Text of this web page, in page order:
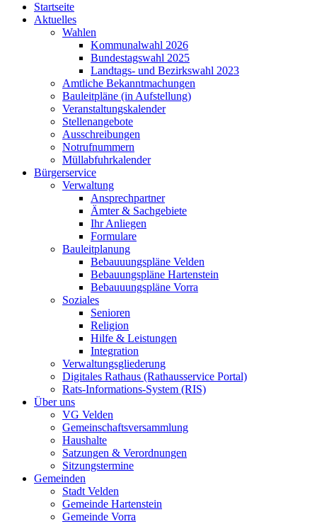
Startseite
Aktuelles
Wahlen
Kommunalwahl 2026
Bundestagswahl 2025
Landtags- und Bezirkswahl 2023
Amtliche Bekanntmachungen
Bauleitpläne (in Aufstellung)
Veranstaltungskalender
Stellenangebote
Ausschreibungen
Notrufnummern
Müllabfuhrkalender
Bürgerservice
Verwaltung
Ansprechpartner
Ämter & Sachgebiete
Ihr Anliegen
Formulare
Bauleitplanung
Bebauuungspläne Velden
Bebauungspläne Hartenstein
Bebauuungspläne Vorra
Soziales
Senioren
Religion
Hilfe & Leistungen
Integration
Verwaltungsgliederung
Digitales Rathaus (Rathausservice Portal)
Rats-Informations-System (RIS)
Über uns
VG Velden
Gemeinschaftsversammlung
Haushalte
Satzungen & Verordnungen
Sitzungstermine
Gemeinden
Stadt Velden
Gemeinde Hartenstein
Gemeinde Vorra